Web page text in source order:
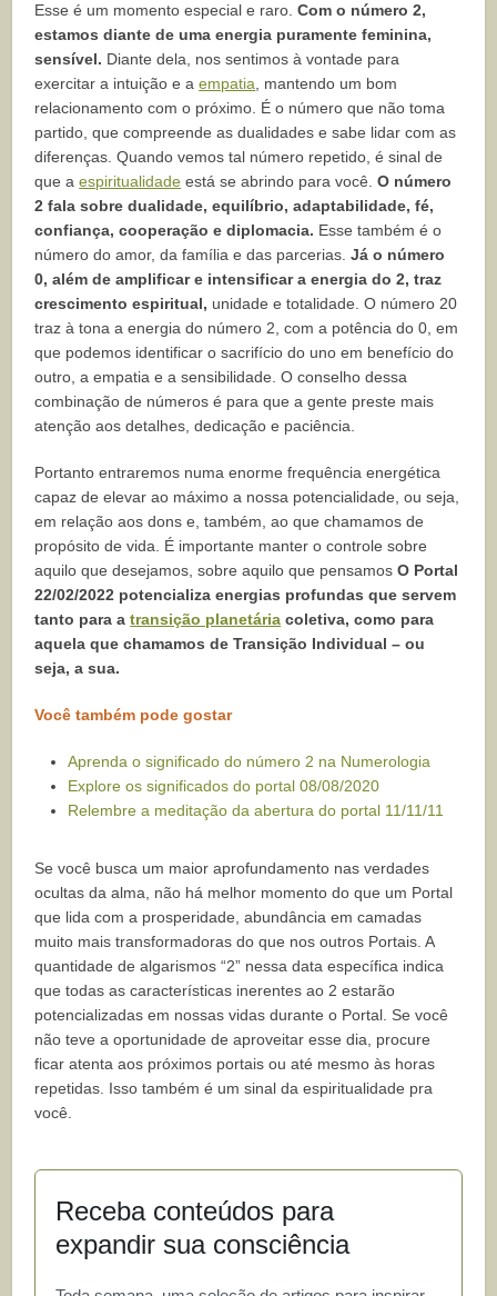
Esse é um momento especial e raro.Com o número 2,
estamos diante de uma energia puramente feminina,
sensível. Diante dela, nos sentimos à vontade para
exercitar a intuição e aempatia, mantendo um bom
relacionamento com o próximo. É o número que não toma
partido, que compreende as dualidades e sabe lidar com as
diferenças. Quando vemos tal número repetido, é sinal de
que aespiritualidade está se abrindo para você.O número
2 fala sobre dualidade, equilíbrio, adaptabilidade, fé,
confiança, cooperação e diplomacia. Esse também é o
número do amor, da família e das parcerias.Já o número
0, além de amplificar e intensificar a energia do 2, traz
crescimento espiritual, unidade e totalidade. O número 20
traz à tona a energia do número 2, com a potência do 0, em
que podemos identificar o sacrifício do uno em benefício do
outro, a empatia e a sensibilidade. O conselho dessa
combinação de números é para que a gente preste mais
atenção aos detalhes, dedicação e paciência.
Portanto entraremos numa enorme frequência energética
capaz de elevar ao máximo a nossa potencialidade, ou seja,
em relação aos dons e, também, ao que chamamos de
propósito de vida. É importante manter o controle sobre
aquilo que desejamos, sobre aquilo que pensamosO Portal
22/02/2022 potencializa energias profundas que servem
tanto para atransição planetária coletiva, como para
aquela que chamamos de Transição Individual – ou
seja, a sua.
Você também pode gostar
Aprenda o significado do número 2 na Numerologia
Explore os significados do portal 08/08/2020
Relembre a meditação da abertura do portal 11/11/11
Se você busca um maior aprofundamento nas verdades
ocultas da alma, não há melhor momento do que um Portal
que lida com a prosperidade, abundância em camadas
muito mais transformadoras do que nos outros Portais. A
quantidade de algarismos “2” nessa data específica indica
que todas as características inerentes ao 2 estarão
potencializadas em nossas vidas durante o Portal. Se você
não teve a oportunidade de aproveitar esse dia, procure
ficar atenta aos próximos portais ou até mesmo às horas
repetidas. Isso também é um sinal da espiritualidade pra
você.
Receba conteúdos para
expandir sua consciência